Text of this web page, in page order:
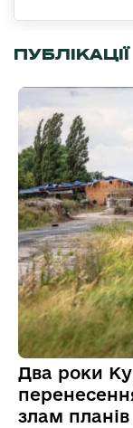
ПУБЛІКАЦІЇ
Два роки
злам